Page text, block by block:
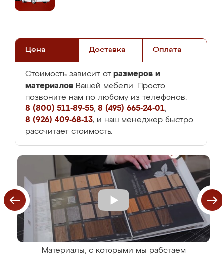
Цена Доставка Оплата
Стоимость зависит от размеров и
материалов Вашей мебели. Просто
позвоните нам по любому из телефонов:
8 (800) 511-89-55, 8 (495) 665-24-01,
8 (926) 409-68-13, и наш менеджер быстро
рассчитает стоимость.
Материалы, с которыми мы работаем